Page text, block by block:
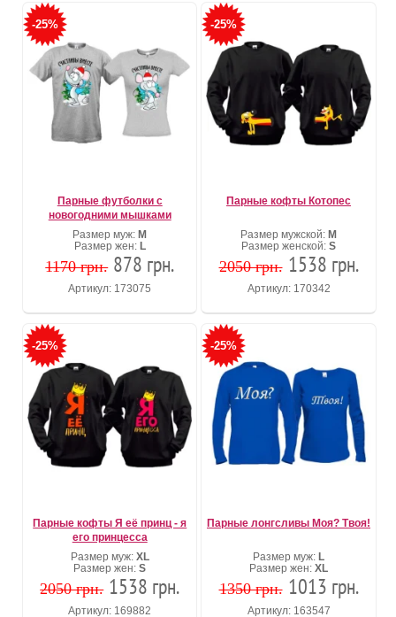
-25%
Парные футболки с
новогодними мышками
Размер муж: M
Размер жен: L
1170 грн. 878 грн.
Артикул: 173075
-25%
Парные кофты Котопес
Размер мужской: M
Размер женской: S
2050 грн. 1538 грн.
Артикул: 170342
-25%
Парные кофты Я её принц - я
его принцесса
Размер муж: XL
Размер жен:S
2050 грн. 1538 грн.
Артикул: 169882
-25%
Парные лонгсливы Моя? Твоя!
Размер муж: L
Размер жен: XL
1350 грн. 1013 грн.
Артикул: 163547